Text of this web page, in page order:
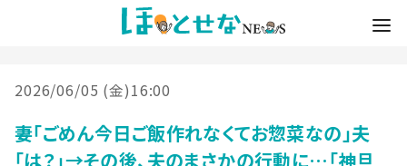
2026/06/05 (金)16:00
妻「ごめん今日ご飯作れなくてお惣菜なの」夫
「は？」→その後、夫のまさかの行動に…「神旦